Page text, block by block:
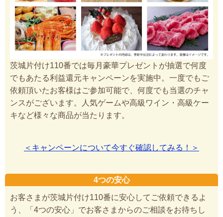
茨城片付け110番では毎月豪華プレゼントが抽選で何度
でもあたる利益還元キャンペーンを実施中。一度でもご
依頼頂いたお客様はご参加可能で、何度でも当選のチャ
ンスがございます。人気ゲームや高級ワイン・高級ケー
キなど様々な商品が当たります。
＜キャンペーンについて今すぐ確認してみる！＞
4つの安心
お客さまが茨城片付け110番に安心してご依頼できるよ
う、「4つの安心」でお客さまからのご相談をお待ちし